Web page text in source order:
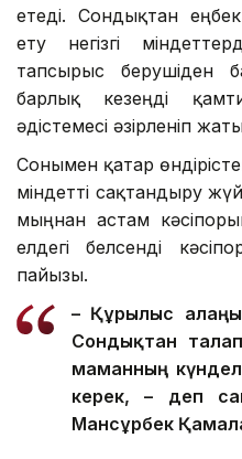
етеді. Сондықтан еңбек
ету негізгі
тапсырыс берушіден
барлық кезеңді
әдістемесі әзірленіп
Сонымен қатар
міндетті сақтандыру
мыңнан астам
елдегі белсенді
пайызы.
– Құрылыс
Сондықтан
маманның
керек, – деп
Мансұрбек